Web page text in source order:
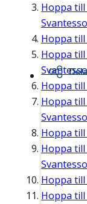
Hoppa till
Hoppa till
Hoppa till
Hoppa till
Hoppa till
Hoppa till
Hoppa till
Hoppa till
Hoppa till